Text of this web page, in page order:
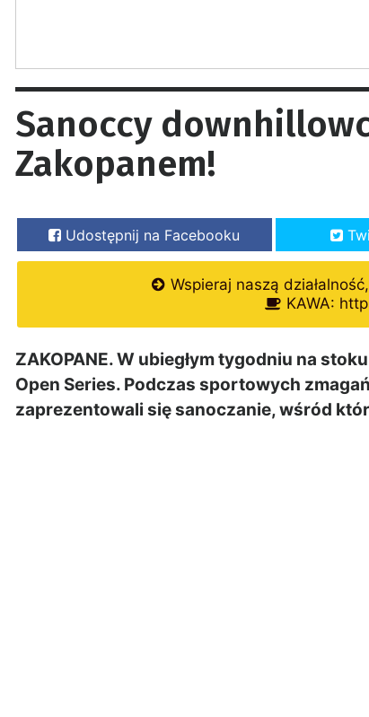
Sanoccy
Zakopanem!
Udostępnij na Facebooku
Wspieraj naszą
KAWA:
ZAKOPANE. W ubiegłym tygodniu na
Open Series. Podczas sportowych
zaprezentowali się sanoczanie, wśród